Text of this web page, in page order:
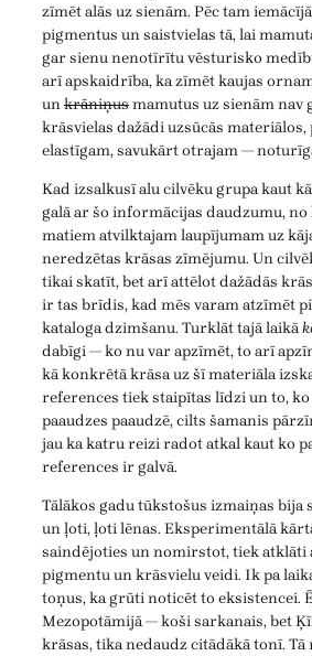
zīmēt alās uz sienām. Pēc tam
pigmentus un saistvielas tā, lai
gar sienu nenotīrītu vēsturisko
arī apskaidrība, ka zīmēt kaujas
unkrāniņusmamutus uz sienām nav
krāsvielas dažādi uzsūcās
elastīgam, savukārt otrajam —
Kad izsalkusī alu cilvēku grupa kaut
galā ar šo informācijas daudzumu,
matiem atvilktajam laupījumam uz
neredzētas krāsas zīmējumu. Un
tikai skatīt, bet arī attēlot dažādās
ir tas brīdis, kad mēs varam atzīmēt
kataloga dzimšanu. Turklāt tajā laikā
dabīgi — ko nu var apzīmēt, to arī
kā konkrētā krāsa uz šī materiāla
references tiek staipītas līdzi un to,
paaudzes paaudzē, cilts šamanis
jau ka katru reizi radot atkal kaut ko
references ir galvā.
Tālākos gadu tūkstošus izmaiņas bija
un ļoti, ļoti lēnas. Eksperimentālā
saindējoties un nomirstot, tiek atklāti
pigmentu un krāsvielu veidi. Ik pa
toņus, ka grūti noticēt to eksistencei.
Mezopotāmijā — koši sarkanais, bet
krāsas, tika nedaudz citādākā tonī.